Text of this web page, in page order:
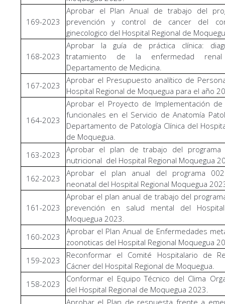
169-2023
Aprobar el Plan Anual de trabajo del
prevención y control de cancer del
ginecologico del Hospital Regional de
168-2023
Aprobar la guía de práctica clínica:
tratamiento de la enfermedad renal
Departamento de Medicina.
167-2023
Aprobar el Presupuesto analítico de
Hospital Regional de Moquegua para el año
164-2023
Aprobar el Proyecto de Implementación
funcionales en el Servicio de Anatomía
Departamento de Patología Clínica del
de Moquegua.
163-2023
Aprobar el plan de trabajo del programa
nutricional del Hospital Regional Moquegua
162-2023
Aprobar el plan anual del programa
neonatal del Hospital Regional Moquegua
161-2023
Aprobar el plan anual de trabajo del
prevención en salud mental del Hospital
Moquegua 2023.
160-2023
Aprobar el Plan Anual de Enfermedades
zoonoticas del Hospital Regional Moquegua
159-2023
Reconformar el Comité Hospitalario de
Cácner del Hospital Regional de Moquegua.
158-2023
Conformar el Equipo Técnico del Clima
del Hospital Regional de Moquegua 2023.
Aprobar el Plan de respuesta frente a